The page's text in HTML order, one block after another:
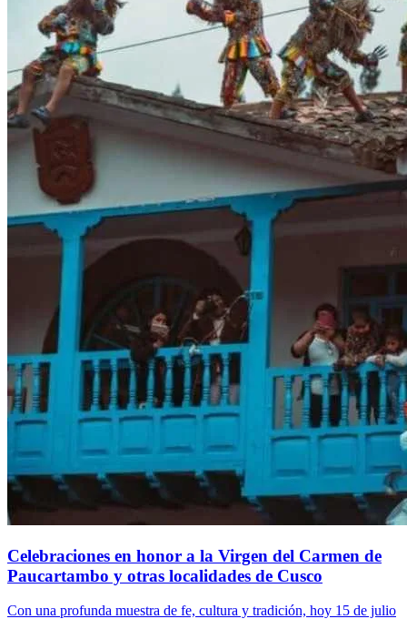
Celebraciones en honor a la Virgen del Carmen de
Paucartambo y otras localidades de Cusco
Con una profunda muestra de fe, cultura y tradición, hoy 15 de julio